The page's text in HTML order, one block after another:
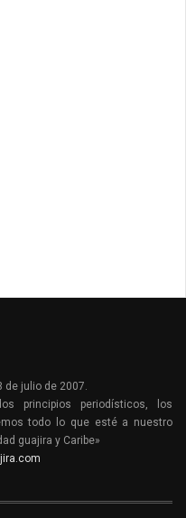
de julio de 2007.
principios periodísticos, los
todo lo que esté a nuestro
guajira y Caribe»